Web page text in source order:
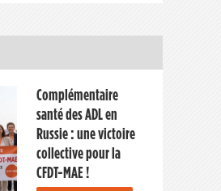
Complémentaire
santé des ADL en
Russie : une victoire
collective pour la
CFDT-MAE !